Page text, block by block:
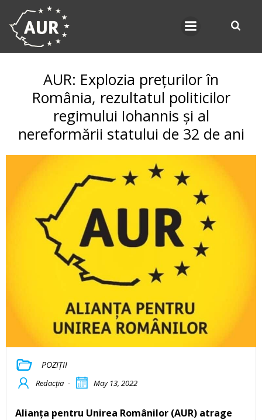
AUR: Explozia prețurilor în
România, rezultatul politicilor
regimului Iohannis și al
nereformării statului de 32 de ani
POZIȚII
Redacția - May 13, 2022
Alianța pentru Unirea Românilor (AUR) atrage